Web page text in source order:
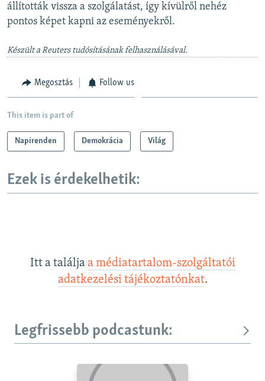
állították vissza a szolgálatást, így kívülről nehéz
pontos képet kapni az eseményekről.
Készült a Reuters tudósításának felhasználásával.
Megosztás Follow us
This item is part of
Napirenden Demokrácia Világ
Ezek is érdekelhetik:
Itt a találja a médiatartalom-szolgáltatói
adatkezelési tájékoztatónkat.
Legfrissebb podcastunk: